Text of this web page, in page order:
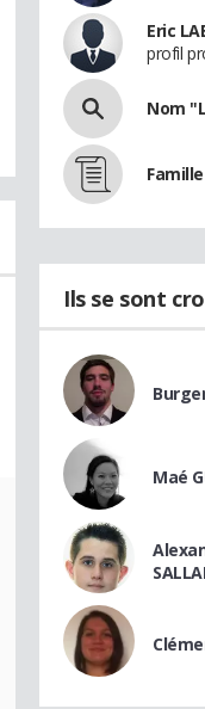
Eric
profil
Nom
Ils se sont
Maé